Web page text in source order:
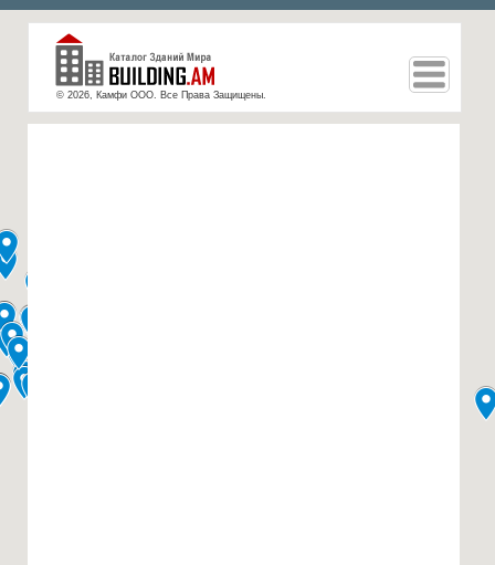
© 2026, Камфи ООО. Все Права Защищены.